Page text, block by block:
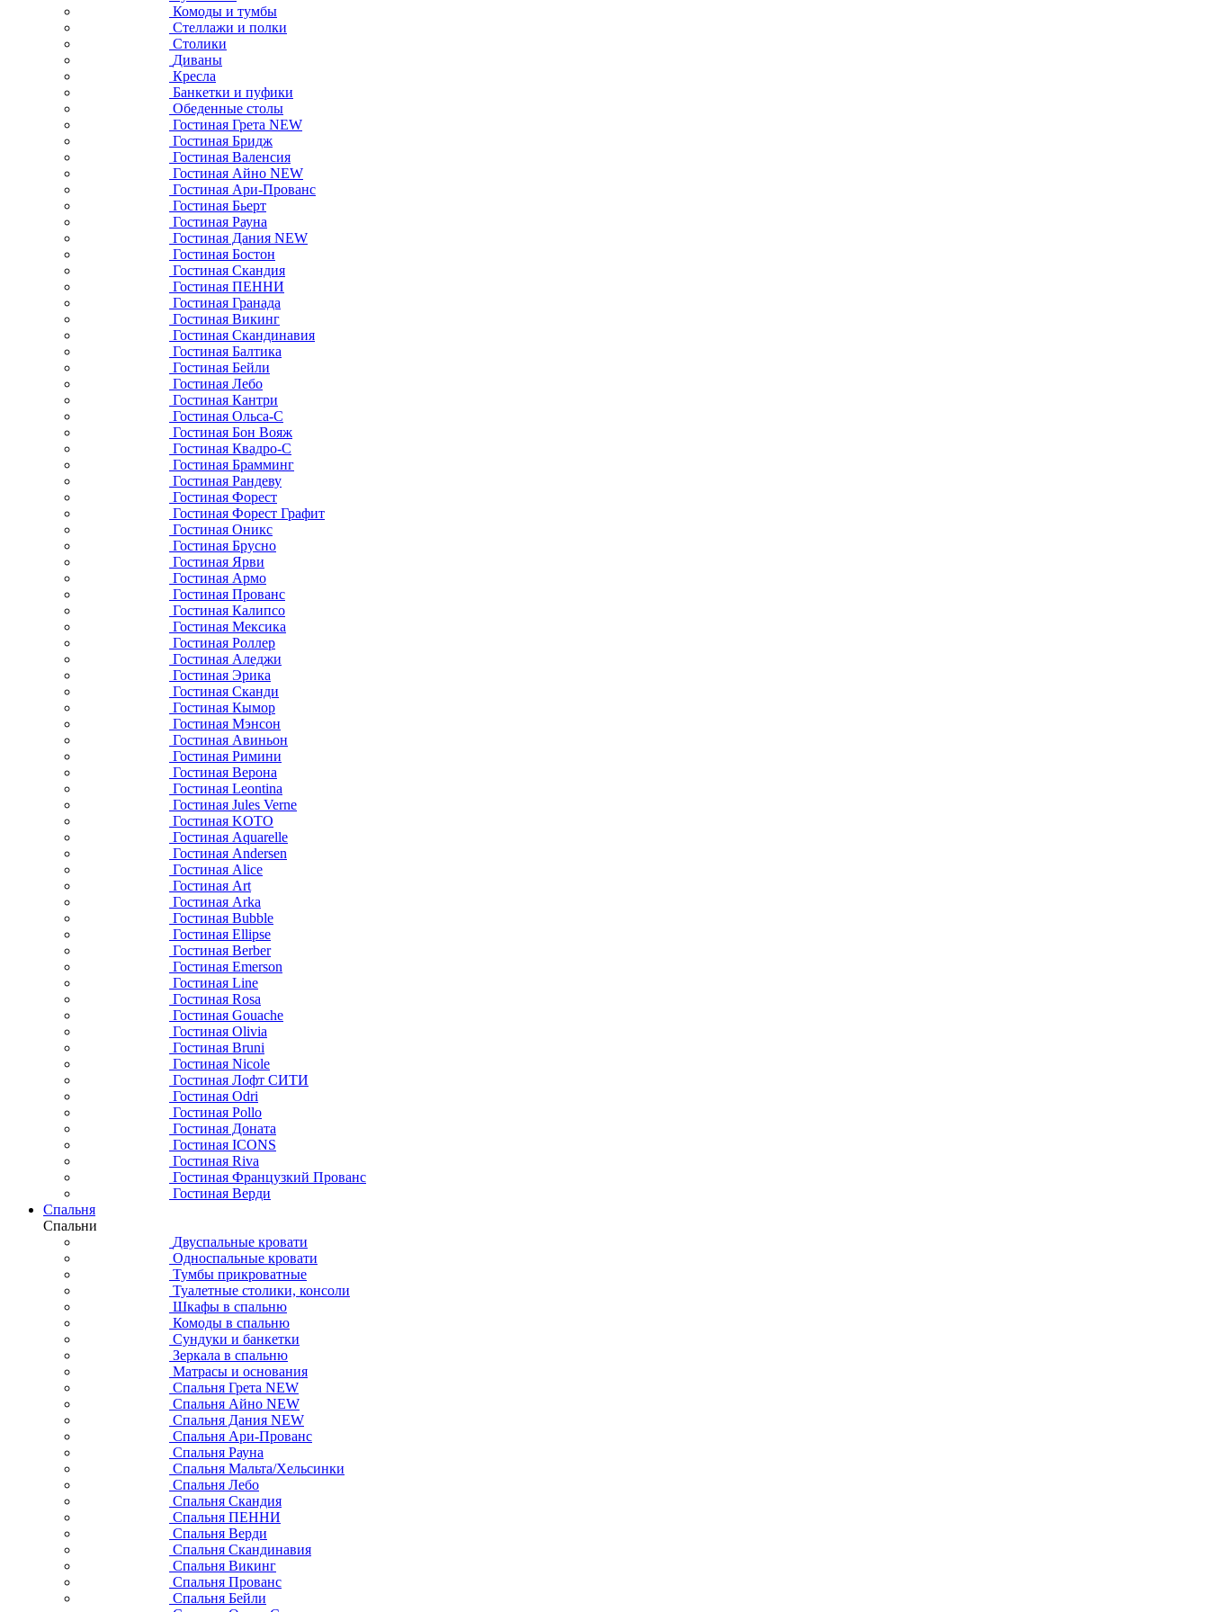
Комоды и тумбы
Стеллажи и полки
Столики
Диваны
Кресла
Банкетки и пуфики
Обеденные столы
Гостиная Грета NEW
Гостиная Бридж
Гостиная Валенсия
Гостиная Айно NEW
Гостиная Ари-Прованс
Гостиная Бьерт
Гостиная Рауна
Гостиная Дания NEW
Гостиная Бостон
Гостиная Скандия
Гостиная ПЕННИ
Гостиная Гранада
Гостиная Викинг
Гостиная Скандинавия
Гостиная Балтика
Гостиная Бейли
Гостиная Лебо
Гостиная Кантри
Гостиная Ольса-С
Гостиная Бон Вояж
Гостиная Квадро-С
Гостиная Брамминг
Гостиная Рандеву
Гостиная Форест
Гостиная Форест Графит
Гостиная Оникс
Гостиная Брусно
Гостиная Ярви
Гостиная Армо
Гостиная Прованс
Гостиная Калипсо
Гостиная Мексика
Гостиная Роллер
Гостиная Аледжи
Гостиная Эрика
Гостиная Сканди
Гостиная Кымор
Гостиная Мэнсон
Гостиная Авиньон
Гостиная Римини
Гостиная Верона
Гостиная Leontina
Гостиная Jules Verne
Гостиная KOTO
Гостиная Aquarelle
Гостиная Andersen
Гостиная Alice
Гостиная Art
Гостиная Arka
Гостиная Bubble
Гостиная Ellipse
Гостиная Berber
Гостиная Emerson
Гостиная Line
Гостиная Rosa
Гостиная Gouache
Гостиная Olivia
Гостиная Bruni
Гостиная Nicole
Гостиная Лофт СИТИ
Гостиная Odri
Гостиная Pollo
Гостиная Доната
Гостиная ICONS
Гостиная Riva
Гостиная Французкий Прованс
Гостиная Верди
Спальня
Спальни
Двуспальные кровати
Односпальные кровати
Тумбы прикроватные
Туалетные столики, консоли
Шкафы в спальню
Комоды в спальню
Сундуки и банкетки
Зеркала в спальню
Матрасы и основания
Спальня Грета NEW
Спальня Айно NEW
Спальня Дания NEW
Спальня Ари-Прованс
Спальня Рауна
Спальня Мальта/Хельсинки
Спальня Лебо
Спальня Скандия
Спальня ПЕННИ
Спальня Верди
Спальня Скандинавия
Спальня Викинг
Спальня Прованс
Спальня Бейли